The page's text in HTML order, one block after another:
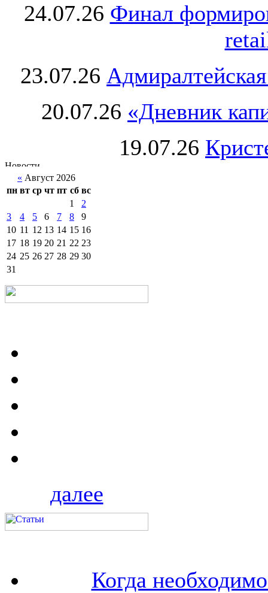
24.07.26 Финал
23.07.26
20.07.26 «Дневник
19.07.26
« Август 2026
пн вт ср чт пт сб вс
1
2
3
4 5 6 7 8
9
10 11 12 13 14 15 16
17 18 19 20 21 22 23
24 25 26 27 28 29 30
31
далее
Когда